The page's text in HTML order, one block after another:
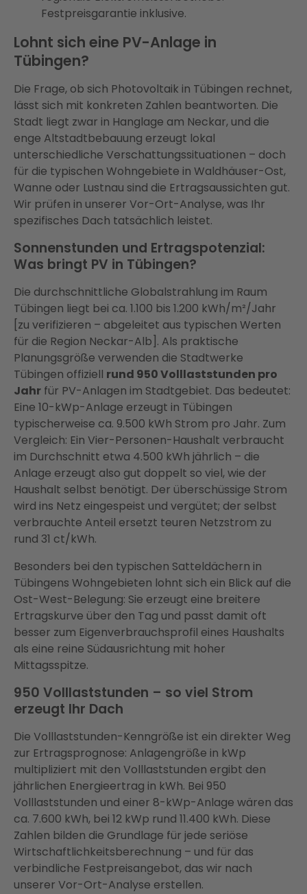
Festpreisgarantie inklusive.
Lohnt sich eine PV-Anlage in
Tübingen?
Die Frage, ob sich Photovoltaik in Tübingen rechnet,
lässt sich mit konkreten Zahlen beantworten. Die
Stadt liegt zwar in Hanglage am Neckar, und die
enge Altstadtbebauung erzeugt lokal
unterschiedliche Verschattungssituationen – doch
für die typischen Wohngebiete in Waldhäuser-Ost,
Wanne oder Lustnau sind die Ertragsaussichten gut.
Wir prüfen in unserer Vor-Ort-Analyse, was Ihr
spezifisches Dach tatsächlich leistet.
Sonnenstunden und Ertragspotenzial:
Was bringt PV in Tübingen?
Die durchschnittliche Globalstrahlung im Raum
Tübingen liegt bei ca. 1.100 bis 1.200 kWh/m²/Jahr
[zu verifizieren – abgeleitet aus typischen Werten
für die Region Neckar-Alb]. Als praktische
Planungsgröße verwenden die Stadtwerke
Tübingen offiziell rund 950 Volllaststunden pro
Jahr für PV-Anlagen im Stadtgebiet. Das bedeutet:
Eine 10-kWp-Anlage erzeugt in Tübingen
typischerweise ca. 9.500 kWh Strom pro Jahr. Zum
Vergleich: Ein Vier-Personen-Haushalt verbraucht
im Durchschnitt etwa 4.500 kWh jährlich – die
Anlage erzeugt also gut doppelt so viel, wie der
Haushalt selbst benötigt. Der überschüssige Strom
wird ins Netz eingespeist und vergütet; der selbst
verbrauchte Anteil ersetzt teuren Netzstrom zu
rund 31 ct/kWh.
Besonders bei den typischen Satteldächern in
Tübingens Wohngebieten lohnt sich ein Blick auf die
Ost-West-Belegung: Sie erzeugt eine breitere
Ertragskurve über den Tag und passt damit oft
besser zum Eigenverbrauchsprofil eines Haushalts
als eine reine Südausrichtung mit hoher
Mittagsspitze.
950 Volllaststunden – so viel Strom
erzeugt Ihr Dach
Die Volllaststunden-Kenngröße ist ein direkter Weg
zur Ertragsprognose: Anlagengröße in kWp
multipliziert mit den Volllaststunden ergibt den
jährlichen Energieertrag in kWh. Bei 950
Volllaststunden und einer 8-kWp-Anlage wären das
ca. 7.600 kWh, bei 12 kWp rund 11.400 kWh. Diese
Zahlen bilden die Grundlage für jede seriöse
Wirtschaftlichkeitsberechnung – und für das
verbindliche Festpreisangebot, das wir nach
unserer Vor-Ort-Analyse erstellen.